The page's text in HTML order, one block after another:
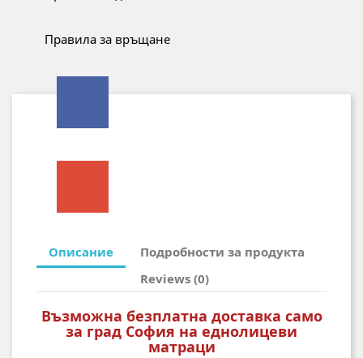
Правила за връщане
Описание
Подробности за продукта
Reviews (0)
Възможна безплатна доставка само
за град София на еднолицеви
матраци